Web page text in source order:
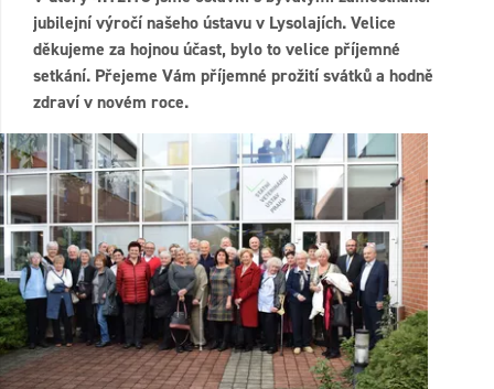
jubilejní výročí našeho ústavu v Lysolajích. Velice
děkujeme za hojnou účast, bylo to velice příjemné
setkání. Přejeme Vám příjemné prožití svátků a hodně
zdraví v novém roce.